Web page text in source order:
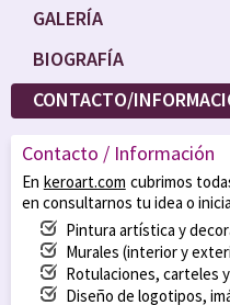
GALERÍA
BIOGRAFÍA
CONTACTO/
Contacto / Información
En keroart.com cubrimos
en consultarnos tu idea o
Pintura artística y
Murales (interior y
Rotulaciones, carteles
Diseño de logotipos,